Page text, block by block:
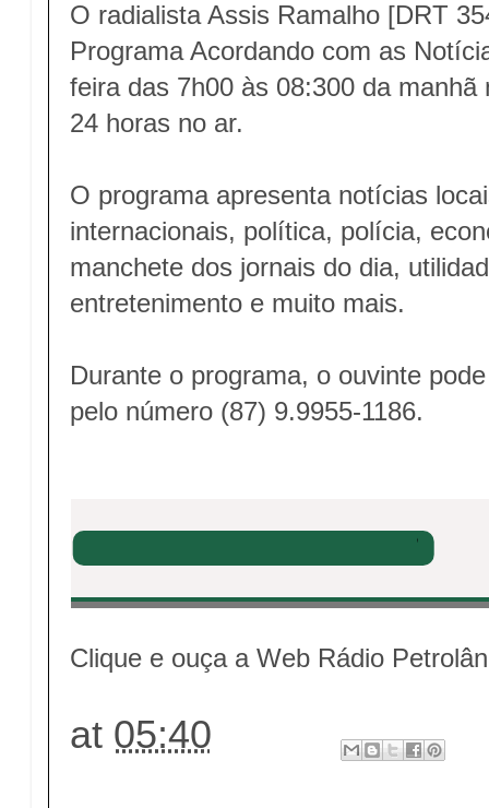
O radialista Assis Ramalho [DRT
Programa Acordando com as
feira das 7h00 às 08:300 da
24 horas no ar.
O programa apresenta notícias
internacionais, política, polícia,
manchete dos jornais do dia,
entretenimento e muito mais.
Durante o programa, o ouvinte
pelo número (87) 9.9955-1186.
Clique e ouça a Web Rádio
at 05:40